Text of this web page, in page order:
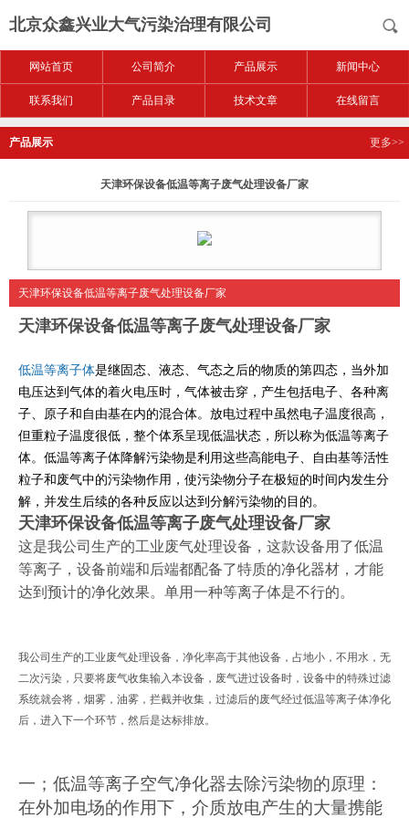
北京众鑫兴业大气污染治理有限公司
网站首页 公司简介 产品展示 新闻中心
联系我们 产品目录 技术文章 在线留言
产品展示 更多>>
天津环保设备低温等离子废气处理设备厂家
天津环保设备低温等离子废气处理设备厂家
天津环保设备低温等离子废气处理设备厂家
低温等离子体是继固态、液态、气态之后的物质的第四态，当外加
电压达到气体的着火电压时，气体被击穿，产生包括电子、各种离
子、原子和自由基在内的混合体。放电过程中虽然电子温度很高，
但重粒子温度很低，整个体系呈现低温状态，所以称为低温等离子
体。低温等离子体降解污染物是利用这些高能电子、自由基等活性
粒子和废气中的污染物作用，使污染物分子在极短的时间内发生分
解，并发生后续的各种反应以达到分解污染物的目的。
天津环保设备低温等离子废气处理设备厂家
这是我公司生产的工业废气处理设备，这款设备用了低温
等离子，设备前端和后端都配备了特质的净化器材，才能
达到预计的净化效果。单用一种等离子体是不行的。
我公司生产的工业废气处理设备，净化率高于其他设备，占地小，不用水，无
二次污染，只要将废气收集输入本设备，废气进过设备时，设备中的特殊过滤
系统就会将，烟雾，油雾，拦截并收集，过滤后的废气经过低温等离子体净化
后，进入下一个环节，然后是达标排放。
一； 低温等离子空气净化器去除污染物的原理：
在外加电场的作用下，介质放电产生的大量携能